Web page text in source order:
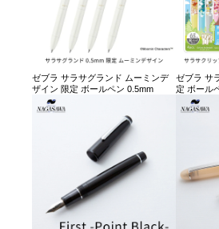
ゼブラ サラサグランド ムーミンデ
ザイン 限定 ボールペン 0.5mm
ゼブラ サ
定 ボール